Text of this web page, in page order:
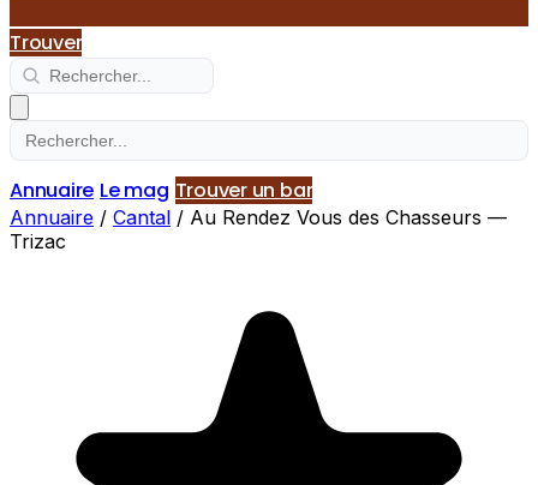
Trouver
Annuaire Le mag Trouver un bar
Annuaire / Cantal / Au Rendez Vous des Chasseurs —
Trizac